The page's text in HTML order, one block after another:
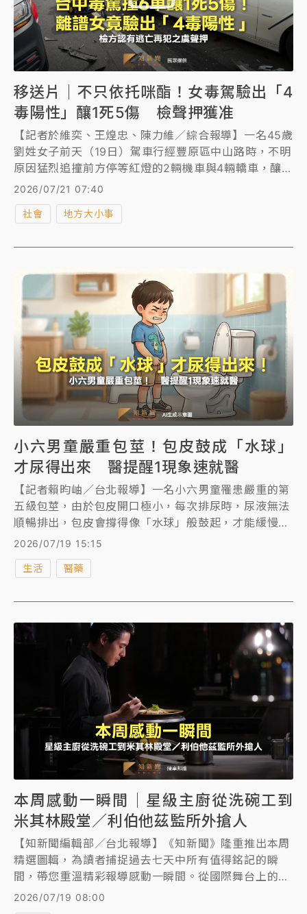
移送片｜不只依托咪酯！女毒駕驗出「4
毒陽性」釀1死5傷 檢聲押獲准
【記者於維奕、王煌忠、陳力維／綜合報導】一名45歲
劉姓女子前天（19日）駕車行經豐原區中山路時，不明
原因猛烈追撞前方停等紅燈的2輛機車與4輛轎車，釀1
死5傷。劉女經唾液檢測驗出依托咪酯等4種毒品陽性反
應，檢方認為劉女有逃亡及反覆實行毒駕犯罪之虞聲請
羈押，法官昨晚（20日）裁定羈押。
2026/07/21 07:40
社會 地方大小事
小六男童嚴重包莖！包皮鼓成「水球」
才尿得出來 醫提醒1現象速就醫
【記者賴昀岫／台北報導】一名小六男童罹患嚴重的第
五級包莖，由於包皮開口極小，每次排尿時，尿液無法
順暢排出，包皮會撐得像「水球」般鼓起，才能緩慢流
出。長期的尿液與尿垢堆積導致嚴重發炎，包皮甚至硬
後才能順利完成手術。
2026/07/19 15:15
生活 醫藥
本周感動一瞬間｜星級主廚從洗碗工到
米其林殿堂／利伯他茲監所外搶人
【知新聞編輯部／台北報導】《知新聞》隆重推出本周
精選圖輯，為讀者捕捉過去七天中所有值得銘記的瞬
間，帶您重溫精彩報導感動一瞬間。從國際舞台上的重
大事件，到台灣各角落的溫馨日常，透過影像的溫度與
力量，訴說著不為人知的故事，呈現最真實的社會脈
2026/07/19 08:00